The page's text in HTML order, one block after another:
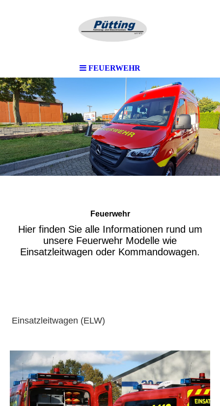
FEUERWEHR
Feuerwehr
Hier finden Sie alle Informationen rund um
unsere Feuerwehr Modelle wie
Einsatzleitwagen oder Kommandowagen.
Einsatzleitwagen (ELW)